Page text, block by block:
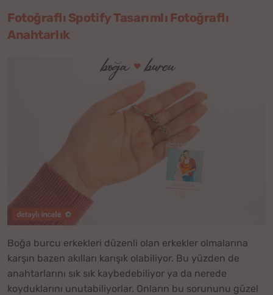
Fotoğraflı Spotify Tasarımlı Fotoğraflı
Anahtarlık
Boğa burcu erkekleri düzenli olan erkekler olmalarına
karşın bazen akılları karışık olabiliyor. Bu yüzden de
anahtarlarını sık sık kaybedebiliyor ya da nerede
koyduklarını unutabiliyorlar. Onların bu sorununu güzel